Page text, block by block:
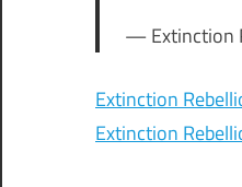
— Extinction
Extinction
Extinction